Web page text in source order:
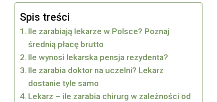
Spis treści
Ile zarabiają lekarze w Polsce? Poznaj
średnią płacę brutto
Ile wynosi lekarska pensja rezydenta?
Ile zarabia doktor na uczelni? Lekarz
dostanie tyle samo
Lekarz – ile zarabia chirurg w zależności od